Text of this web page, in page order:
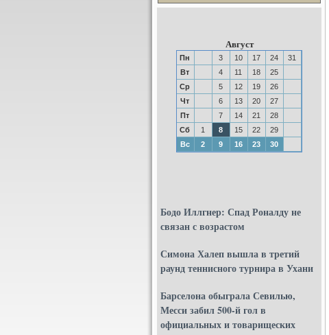
Август
Пн 3 10 17 24
31
Вт
4 11 18
25
Ср
5 12 19
26
Чт
6 13 20
27
Пт
7 14 21
28
Сб
1 8 15 22
29
Вс
2 9 16 23 30
Бодо Иллгнер: Спад Роналду не
связан с возрастом
Симона Халеп вышла в третий
раунд теннисного турнира в Ухани
Барселона обыграла Севилью,
Месси забил 500-й гол в
официальных и товарищеских